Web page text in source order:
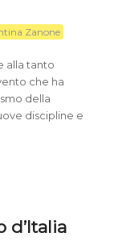
Zanone
alla tanto
che ha
della
discipline e
d’Italia